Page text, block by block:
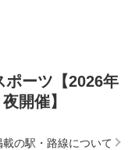
ポーツ【2026年
開催】
の駅・路線について